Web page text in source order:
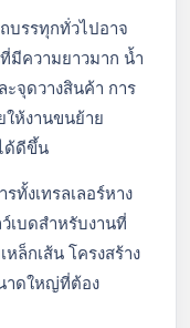
บรรทุกทั่วไปอาจ
มีความยาวมาก น้ำ
จุดวางสินค้า การ
ให้งานขนย้าย
ด้ดีขึ้น
ทั้งเทรลเลอร์หาง
เบดสำหรับงานที่
ล็กเส้น โครงสร้าง
าดใหญ่ที่ต้อง